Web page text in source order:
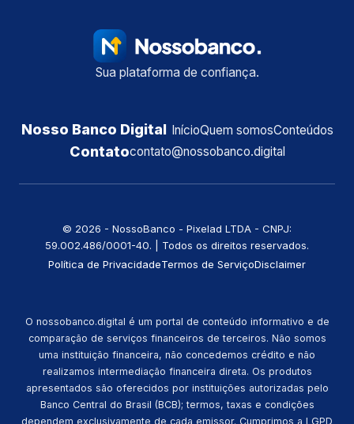
Sua plataforma de confiança.
Nosso Banco Digital InícioQuem somosConteúdos
Contatocontato@nossobanco.digital
©️ 2026 - NossoBanco - Pixelad LTDA - CNPJ:
59.002.486/0001-40. | Todos os direitos reservados.
Política de PrivacidadeTermos de ServiçoDisclaimer
O nossobanco.digital é um portal de conteúdo informativo e de
comparação de serviços financeiros de terceiros. Não somos
uma instituição financeira, não concedemos crédito e não
realizamos intermediação financeira direta. Os produtos
apresentados são oferecidos por instituições autorizadas pelo
Banco Central do Brasil (BCB); termos, taxas e condições
dependem exclusivamente de cada emissor. Cumprimos a LGPD